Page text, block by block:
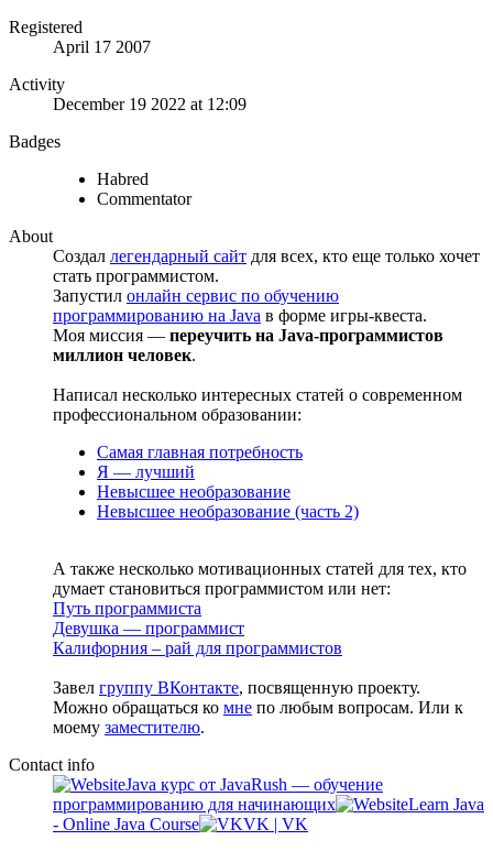
Registered
April 17 2007
Activity
December 19 2022 at 12:09
Badges
Habred
Commentator
About
Создал легендарный сайт для всех, кто еще только хочет
стать программистом.
Запустил онлайн сервис по обучению
программированию на Java в форме игры-квеста.
Моя миссия — переучить на Java-программистов
миллион человек.
Написал несколько интересных статей о современном
профессиональном образовании:
Самая главная потребность
Я — лучший
Невысшее необразование
Невысшее необразование (часть 2)
А также несколько мотивационных статей для тех, кто
думает становиться программистом или нет:
Путь программиста
Девушка — программист
Калифорния – рай для программистов
Завел группу ВКонтакте, посвященную проекту.
Можно обращаться ко мне по любым вопросам. Или к
моему заместителю.
Contact info
Java курс от JavaRush — обучение
программированию для начинающих
Learn Java
- Online Java Course
VK | VK